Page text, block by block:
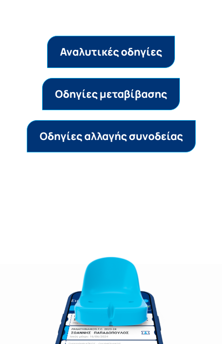
Αναλυτικές οδηγίες
Οδηγίες μεταβίβασης
Oδηγίες αλλαγής συνοδείας